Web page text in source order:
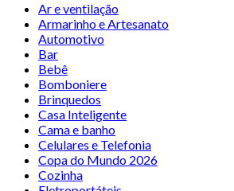
Ar e ventilação
Armarinho e Artesanato
Automotivo
Bar
Bebê
Bomboniere
Brinquedos
Casa Inteligente
Cama e banho
Celulares e Telefonia
Copa do Mundo 2026
Cozinha